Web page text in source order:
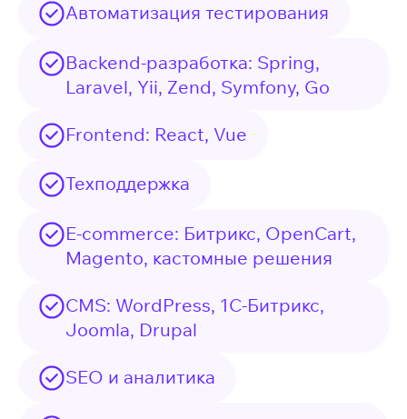
Автоматизация тестирования
Backend-разработка: Spring,
Laravel, Yii, Zend, Symfony, Go
Frontend: React, Vue
Техподдержка
E-commerce: Битрикс, OpenCart,
Magento, кастомные решения
CMS: WordPress, 1C-Битрикс,
Joomla, Drupal
SEO и аналитика